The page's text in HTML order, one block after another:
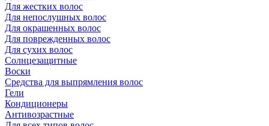
Для жестких волос
Для непослушных волос
Для окрашенных волос
Для поврежденных волос
Для сухих волос
Солнцезащитные
Воски
Средства для выпрямления волос
Гели
Кондиционеры
Антивозрастные